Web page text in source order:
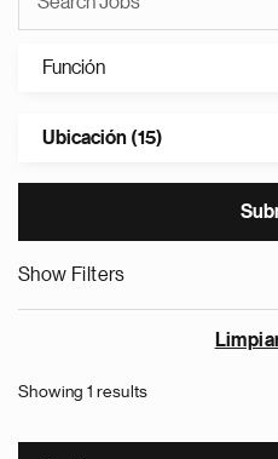
Función
Ubicación (15)
Show Filters
Showing 1 results